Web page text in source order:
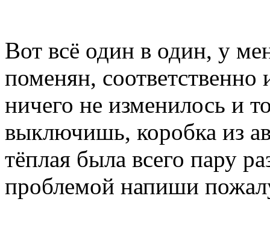
Вот всё один в один, у
поменян, соответственно
ничего не изменилось и
выключишь, коробка из
тёплая была всего пару
проблемой напиши